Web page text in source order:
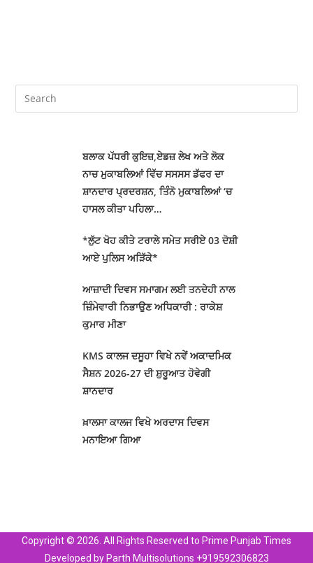
ਬਲਾਕ ਪੱਧਰੀ ਕੁਇਜ਼,ਏਡਜ਼ ਲੇਖ ਅਤੇ ਲੋਕ
ਨਾਚ ਮੁਕਾਬਲਿਆਂ ਵਿੱਚ ਸਸਸਸ ਡੱਫਰ ਦਾ
ਸ਼ਾਨਦਾਰ ਪ੍ਰਦਰਸ਼ਨ, ਤਿੰਨੋ ਮੁਕਾਬਲਿਆਂ ‘ਚ
ਹਾਸਲ ਕੀਤਾ ਪਹਿਲਾ…
*ਲੁੱਟ ਖੋਹ ਕੀਤੇ ਟਰਾਲੇ ਸਮੇਤ ਸਰੀਏ 03 ਦੋਸ਼ੀ
ਆਏ ਪੁਲਿਸ ਅੜਿੱਕੇ*
ਆਜ਼ਾਦੀ ਦਿਵਸ ਸਮਾਗਮ ਲਈ ਤਨਦੇਹੀ ਨਾਲ
ਜ਼ਿੰਮੇਵਾਰੀ ਨਿਭਾਉਣ ਅਧਿਕਾਰੀ : ਰਾਕੇਸ਼
ਕੁਮਾਰ ਮੀਣਾ
KMS ਕਾਲਜ ਦਸੂਹਾ ਵਿਖੇ ਨਵੇਂ ਅਕਾਦਮਿਕ
ਸੈਸ਼ਨ 2026-27 ਦੀ ਸ਼ੁਰੂਆਤ ਹੋਵੇਗੀ
ਸ਼ਾਨਦਾਰ
ਖ਼ਾਲਸਾ ਕਾਲਜ ਵਿਖੇ ਅਰਦਾਸ ਦਿਵਸ
ਮਨਾਇਆ ਗਿਆ
Copyright © 2026. All Rights Reserved to Prime Punjab Times
Developed by Parth Multisolutions +919592306823